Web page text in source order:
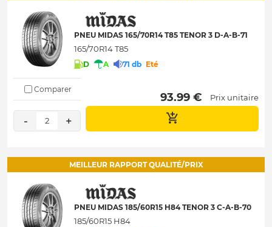
PNEU MIDAS 165/70R14 T85 TENOR 3 D-A-B-71
165/70R14 T85
D A 71 db Eté
Comparer
- 2 +
93.99 € Prix unitaire
MEILLEUR RAPPORT QUALITÉ/PRIX
PNEU MIDAS 185/60R15 H84 TENOR 3 C-A-B-70
185/60R15 H84